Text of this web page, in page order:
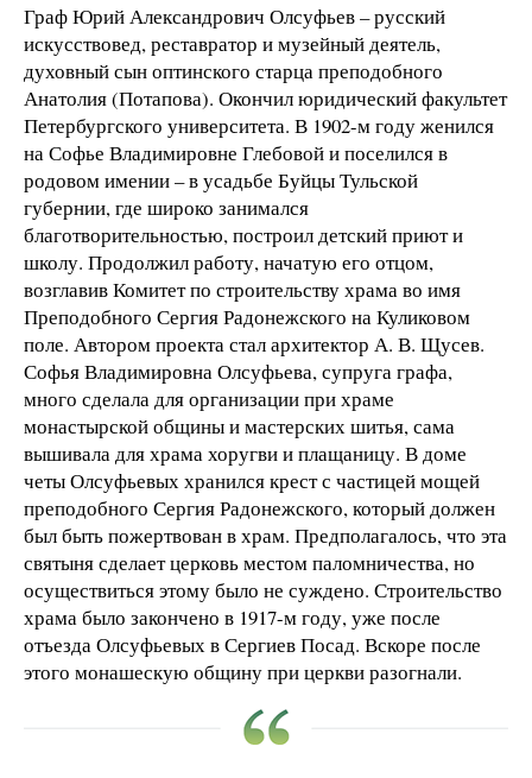
Граф Юрий Александрович Олсуфьев – русский
искусствовед, реставратор и музейный деятель,
духовный сын оптинского старца преподобного
Анатолия (Потапова). Окончил юридический факультет
Петербургского университета. В 1902-м году женился
на Софье Владимировне Глебовой и поселился в
родовом имении – в усадьбе Буйцы Тульской
губернии, где широко занимался
благотворительностью, построил детский приют и
школу. Продолжил работу, начатую его отцом,
возглавив Комитет по строительству храма во имя
Преподобного Сергия Радонежского на Куликовом
поле. Автором проекта стал архитектор А. В. Щусев.
Софья Владимировна Олсуфьева, супруга графа,
много сделала для организации при храме
монастырской общины и мастерских шитья, сама
вышивала для храма хоругви и плащаницу. В доме
четы Олсуфьевых хранился крест с частицей мощей
преподобного Сергия Радонежского, который должен
был быть пожертвован в храм. Предполагалось, что эта
святыня сделает церковь местом паломничества, но
осуществиться этому было не суждено. Строительство
храма было закончено в 1917-м году, уже после
отъезда Олсуфьевых в Сергиев Посад. Вскоре после
этого монашескую общину при церкви разогнали.